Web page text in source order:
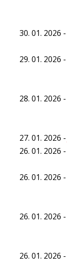
30. 01. 2026
29. 01. 2026
28. 01. 2026
27. 01. 2026
26. 01. 2026
26. 01. 2026
26. 01. 2026
26. 01. 2026